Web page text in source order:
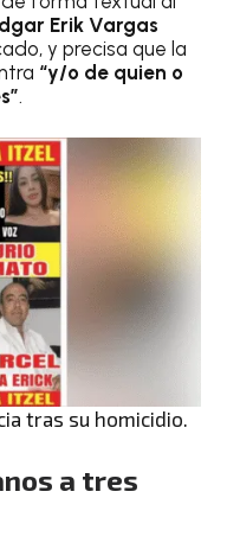
Erik Vargas
y precisa que la
“y/o de quien o
.
tras su homicidio.
a tres